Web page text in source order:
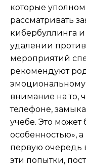
которые
рассматривать
кибербуллинга
удалении
мероприятий
рекомендуют
эмоциональному
внимание на то,
телефоне,
учебе. Это может
особенностью»,
первую очередь
эти попытки,